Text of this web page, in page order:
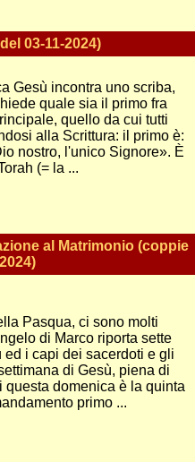
03-11-2024)
Gesù incontra uno scriba,
quale sia il primo fra
quello da cui tutti
alla Scrittura: il primo è:
nostro, l'unico Signore». È
(= la ...
al Matrimonio (coppie
Pasqua, ci sono molti
di Marco riporta sette
ed i capi dei sacerdoti e gli
di Gesù, piena di
domenica è la quinta
primo ...